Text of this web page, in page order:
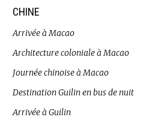
CHINE
Arrivée à Macao
Architecture coloniale à Macao
Journée chinoise à Macao
Destination Guilin en bus de nuit
Arrivée à Guilin